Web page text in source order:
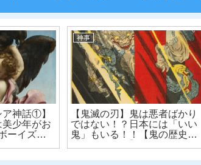
神話①】
少年がお
ーイズラ
神事
【鬼滅の刃】鬼は悪者ばかり
ではない！？日本には「いい
鬼」もいる！！【鬼の歴史】